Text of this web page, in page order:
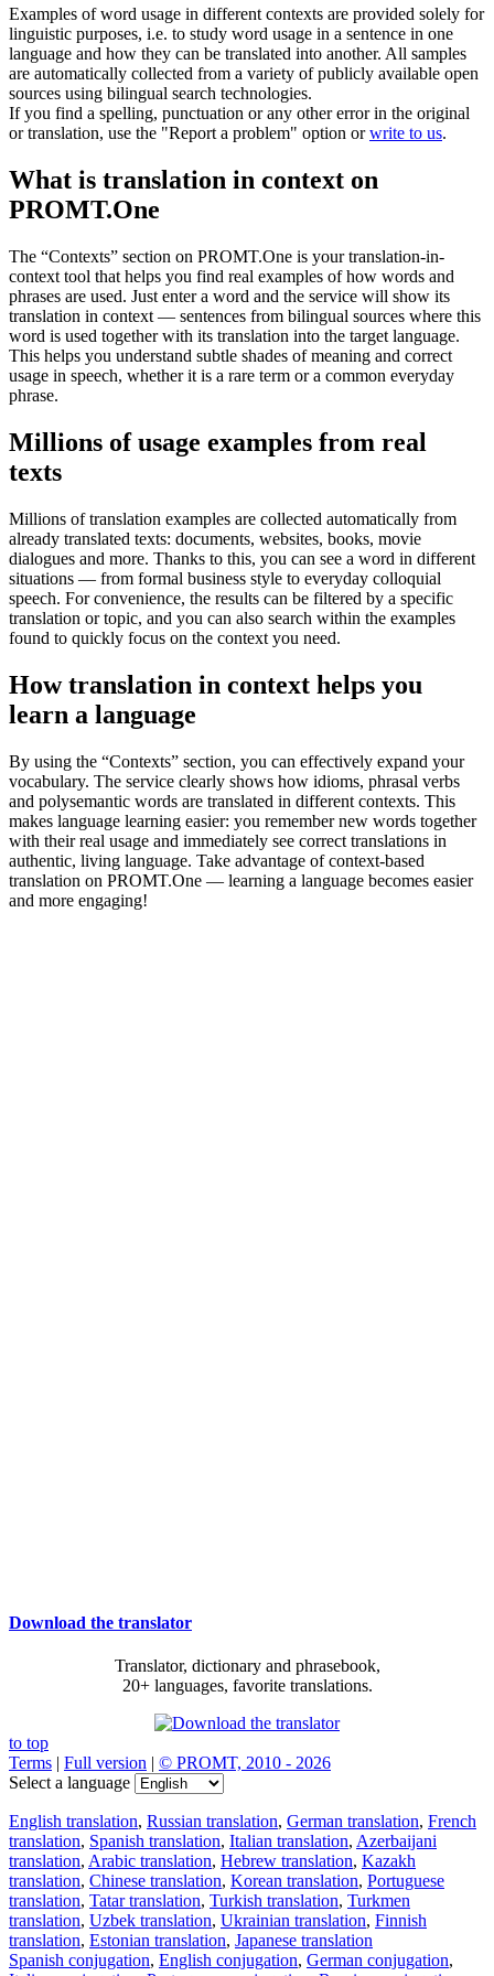
Examples of word usage in different contexts are provided solely for
linguistic purposes, i.e. to study word usage in a sentence in one
language and how they can be translated into another. All samples
are automatically collected from a variety of publicly available open
sources using bilingual search technologies.
If you find a spelling, punctuation or any other error in the original
or translation, use the "Report a problem" option orwrite to us.
What is translation in context on
PROMT.One
The “Contexts” section on PROMT.One is your translation-in-
context tool that helps you find real examples of how words and
phrases are used. Just enter a word and the service will show its
translation in context — sentences from bilingual sources where this
word is used together with its translation into the target language.
This helps you understand subtle shades of meaning and correct
usage in speech, whether it is a rare term or a common everyday
phrase.
Millions of usage examples from real
texts
Millions of translation examples are collected automatically from
already translated texts: documents, websites, books, movie
dialogues and more. Thanks to this, you can see a word in different
situations — from formal business style to everyday colloquial
speech. For convenience, the results can be filtered by a specific
translation or topic, and you can also search within the examples
found to quickly focus on the context you need.
How translation in context helps you
learn a language
By using the “Contexts” section, you can effectively expand your
vocabulary. The service clearly shows how idioms, phrasal verbs
and polysemantic words are translated in different contexts. This
makes language learning easier: you remember new words together
with their real usage and immediately see correct translations in
authentic, living language. Take advantage of context-based
translation on PROMT.One — learning a language becomes easier
and more engaging!
Download the translator
Translator, dictionary and phrasebook,
20+ languages, favorite translations.
to top
Terms | Full version | © PROMT, 2010 - 2026
Select a language
English translation, Russian translation, German translation, French
translation, Spanish translation, Italian translation, Azerbaijani
translation, Arabic translation, Hebrew translation, Kazakh
translation, Chinese translation, Korean translation, Portuguese
translation, Tatar translation, Turkish translation, Turkmen
translation, Uzbek translation, Ukrainian translation, Finnish
translation, Estonian translation, Japanese translation
Spanish conjugation, English conjugation, German conjugation,